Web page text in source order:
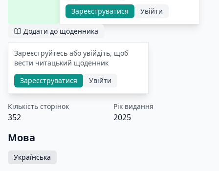
Зареєструватися
Увійти
Додати до щоденника
Зареєструйтесь або увійдіть, щоб
вести читацький щоденник
Зареєструватися
Увійти
Кількість сторінок
352
Рік видання
2025
Мова
Українська